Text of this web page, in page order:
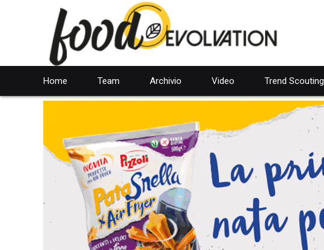
Home Team Archivio Video Trend Scouting